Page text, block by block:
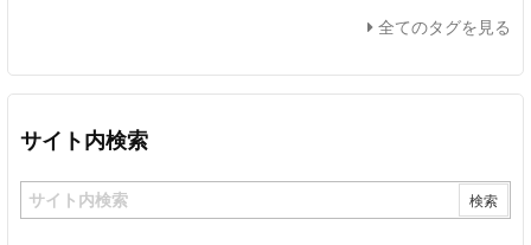
全てのタグを見る
サイト内検索